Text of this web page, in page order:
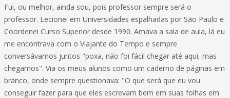
Fui, ou melhor, ainda sou, pois professor sempre será o
professor. Lecionei em Universidades espalhadas por São Paulo e
Coordenei Curso Superior desde 1990. Amava a sala de aula, lá eu
me encontrava com o Viajante do Tempo e sempre
conversávamos juntos "poxa, não foi fácil chegar até aqui, mas
chegamos". Via os meus alunos como um caderno de páginas em
branco, onde sempre questionava: "O que será que eu vou
conseguir fazer para que eles escrevam bem em suas folhas em